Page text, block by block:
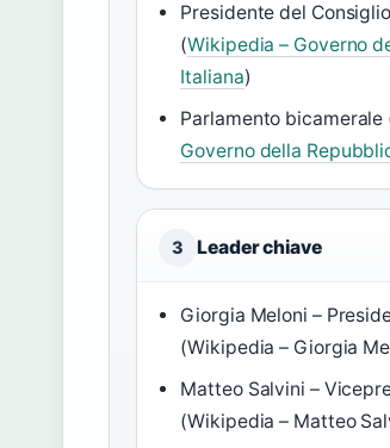
Presidente del
(Wikipedia – Governo
Italiana)
Parlamento bicamerale
Governo della
3 Leader chiave
Giorgia Meloni –
(Wikipedia – Giorgia
Matteo Salvini –
(Wikipedia – Matteo